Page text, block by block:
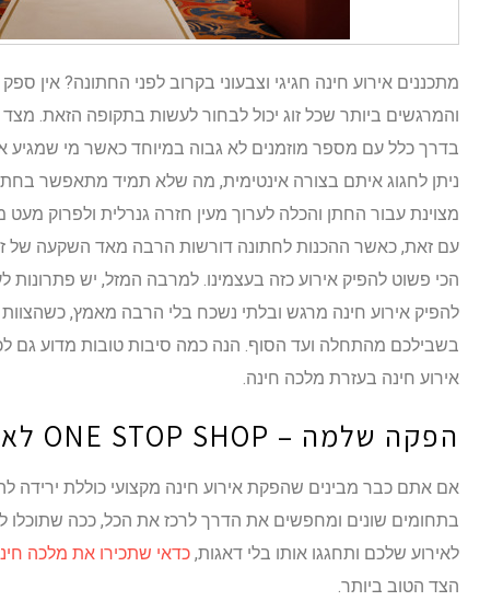
מתכננים אירוע חינה חגיגי וצבעוני בקרוב לפני החתונה? אין
והמרגשים ביותר שכל זוג יכול לבחור לעשות בתקופה הזאת.
בדרך כלל עם מספר מוזמנים לא גבוה במיוחד כאשר מי שמגיע
ניתן לחגוג איתם בצורה אינטימית, מה שלא תמיד מתאפשר
מצוינת עבור החתן והכלה לערוך מעין חזרה גנרלית ולפרוק
עם זאת, כאשר ההכנות לחתונה דורשות הרבה מאד השקעה של
הכי פשוט להפיק אירוע כזה בעצמינו. למרבה המזל, יש פתרונות
להפיק אירוע חינה מרגש ובלתי נשכח בלי הרבה מאמץ,
בשבילכם מהתחלה ועד הסוף. הנה כמה סיבות טובות מדוע
אירוע חינה בעזרת מלכה חינה.
הפקה שלמה – ONE STOP SHOP לאירוע החינה שלכם
אם אתם כבר מבינים שהפקת אירוע חינה מקצועי כוללת ירידה
בתחומים שונים ומחפשים את הדרך לרכז את הכל, ככה שתוכלו
לאירוע שלכם ותחגגו אותו בלי דאגות, כדאי שתכירו את מלכה
הצד הטוב ביותר.